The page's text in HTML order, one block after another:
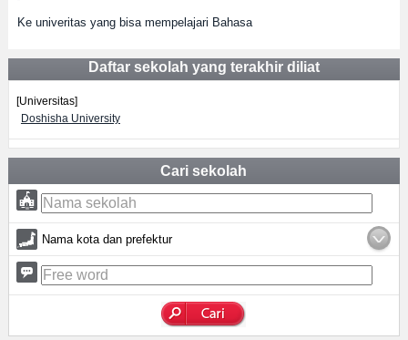
Ke univeritas yang bisa mempelajari Bahasa
Daftar sekolah yang terakhir diliat
[Universitas]
Doshisha University
Cari sekolah
Nama kota dan prefektur